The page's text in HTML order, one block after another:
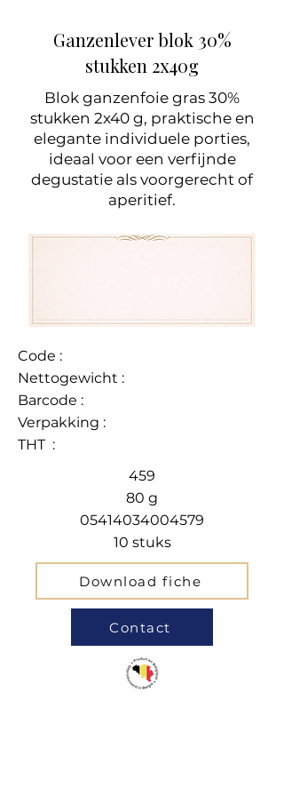
Ganzenlever blok 30%
stukken 2x40g
Blok ganzenfoie gras 30%
stukken 2x40 g, praktische en
elegante individuele porties,
ideaal voor een verfijnde
degustatie als voorgerecht of
aperitief.
Code :
Nettogewicht :
Barcode :
Verpakking :
THT :
459
80 g
05414034004579
10 stuks
Download fiche
Contact